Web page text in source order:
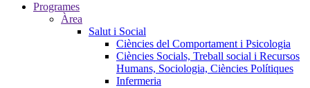
Programes
Àrea
Salut i Social
Ciències del Comportament i Psicologia
Ciències Socials, Treball social i Recursos
Humans, Sociologia, Ciències Polítiques
Infermeria